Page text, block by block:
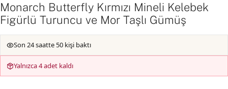
Monarch Butterfly Kırmızı Mineli Kelebek
Figürlü Turuncu ve Mor Taşlı Gümüş
Son 24 saatte 50 kişi baktı
Yalnızca 4 adet kaldı